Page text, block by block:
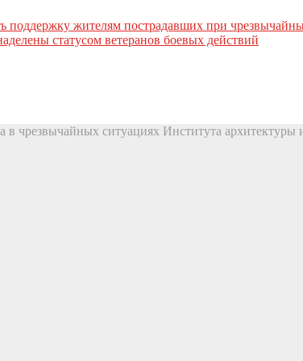
жителям пострадавших при
статусом ветеранов боевых действий
чрезвычайных ситуациях Института архитектуры